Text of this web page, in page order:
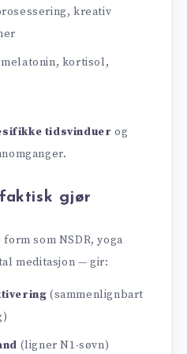
kreativ
melatonin, kortisol,
tidsvinduer og
gjør
som NSDR, yoga
meditasjon — gir:
(sammenlignbart
(ligner N1-søvn)